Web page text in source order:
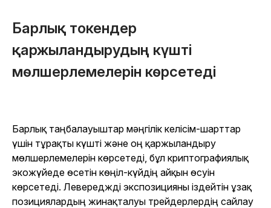
Барлық токендер
қаржыландырудың күшті
мөлшерлемелерін көрсетеді
Барлық таңбалауыштар мәңгілік келісім-шарттар
үшін тұрақты күшті және оң қаржыландыру
мөлшерлемелерін көрсетеді, бұл криптографиялық
экожүйеде өсетін көңіл-күйдің айқын өсуін
көрсетеді. Левереджді экспозицияны іздейтін ұзақ
позициялардың жинақталуы трейдерлердің сайлау